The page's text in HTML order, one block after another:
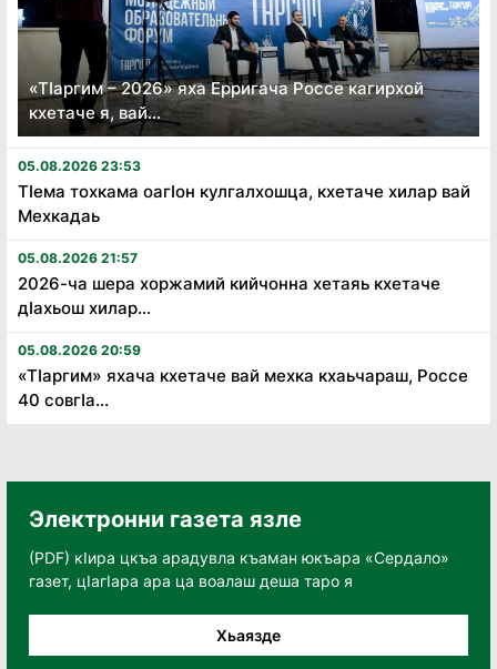
«Тӏаргим – 2026» яха Ерригача Россе кагирхой
кхетаче я, вай...
05.08.2026 23:53
Тӏема тохкама оагӏон кулгалхошца, кхетаче хилар вай
Мехкадаь
05.08.2026 21:57
2026-ча шера хоржамий кийчонна хетаяь кхетаче
дӏахьош хилар...
05.08.2026 20:59
«Тӏаргим» яхача кхетаче вай мехка кхаьчараш, Россе
40 совгӏа...
Электронни газета язле
(PDF) кӀира цкъа арадувла къаман юкъара «Сердало»
газет, цӀагӀара ара ца воалаш деша таро я
Хьаязде